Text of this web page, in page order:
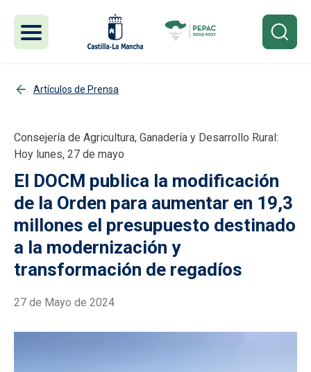
Artículos de Prensa
Consejería de Agricultura, Ganadería y Desarrollo Rural:
Hoy lunes, 27 de mayo
El DOCM publica la modificación
de la Orden para aumentar en 19,3
millones el presupuesto destinado
a la modernización y
transformación de regadíos
27 de Mayo de 2024